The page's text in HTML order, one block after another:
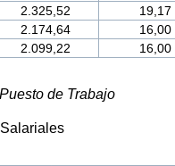
2.325,52 19,17
2.174,64 16,00
2.099,22 16,00
de Trabajo